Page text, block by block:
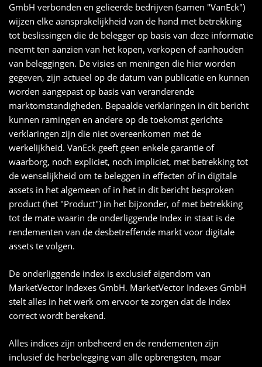
GmbH verbonden en gelieerde bedrijven (samen "VanEck")
wijzen elke aansprakelijkheid van de hand met betrekking
tot beslissingen die de belegger op basis van deze informatie
neemt ten aanzien van het kopen, verkopen of aanhouden
van beleggingen. De visies en meningen die hier worden
gegeven, zijn actueel op de datum van publicatie en kunnen
worden aangepast op basis van veranderende
marktomstandigheden. Bepaalde verklaringen in dit bericht
kunnen ramingen en andere op de toekomst gerichte
verklaringen zijn die niet overeenkomen met de
werkelijkheid. VanEck geeft geen enkele garantie of
waarborg, noch expliciet, noch impliciet, met betrekking tot
de wenselijkheid om te beleggen in effecten of in digitale
assets in het algemeen of in het in dit bericht besproken
product (het "Product") in het bijzonder, of met betrekking
tot de mate waarin de onderliggende Index in staat is de
rendementen van de desbetreffende markt voor digitale
assets te volgen.
De onderliggende index is exclusief eigendom van
MarketVector Indexes GmbH. MarketVector Indexes GmbH
stelt alles in het werk om ervoor te zorgen dat de Index
correct wordt berekend.
Alles indices zijn onbeheerd en de rendementen zijn
inclusief de herbelegging van alle opbrengsten, maar